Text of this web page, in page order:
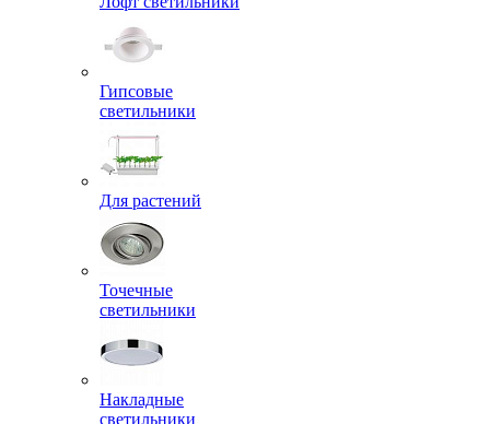
Гипсовые
светильники
Для растений
Точечные
светильники
Накладные
светильники